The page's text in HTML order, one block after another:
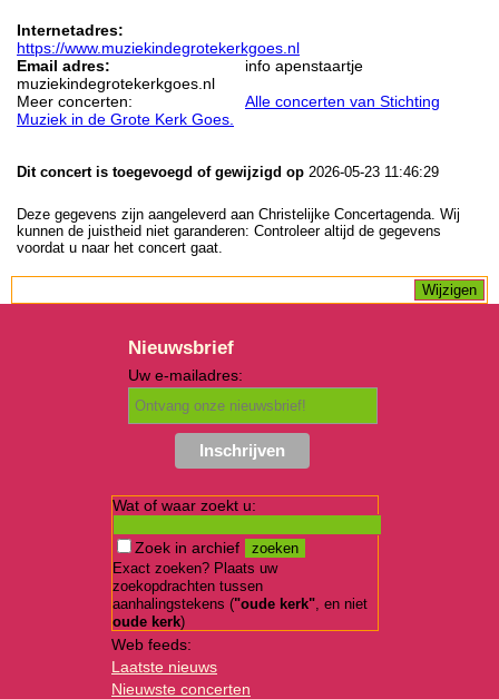
Internetadres:
https://www.muziekindegrotekerkgoes.nl
Email adres:
info apenstaartje
muziekindegrotekerkgoes.nl
Meer concerten:
Alle concerten van Stichting
Muziek in de Grote Kerk Goes.
Dit concert is toegevoegd of gewijzigd op 2026-05-23 11:46:29
Deze gegevens zijn aangeleverd aan Christelijke Concertagenda. Wij
kunnen de juistheid niet garanderen: Controleer altijd de gegevens
voordat u naar het concert gaat.
Nieuwsbrief
Uw e-mailadres:
Wat of waar zoekt u:
Zoek in archief
Exact zoeken? Plaats uw
zoekopdrachten tussen
aanhalingstekens ("oude kerk", en niet
oude kerk)
Web feeds:
Laatste nieuws
Nieuwste concerten